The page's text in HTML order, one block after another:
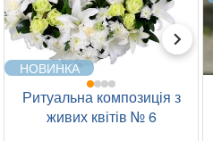
НОВИНКА
Ритуальна композиція з
живих квітів № 6